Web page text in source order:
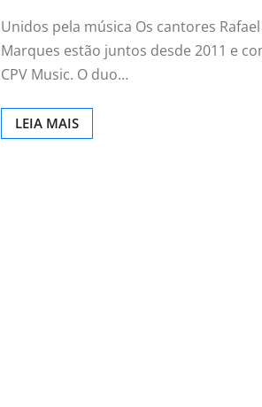
Unidos pela música Os cantores
Marques estão juntos desde 2011 e
CPV Music. O duo…
LEIA MAIS